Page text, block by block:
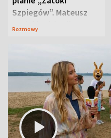
Szpiegów”. Mateusz
Janicki odsłonił
Rozmowy